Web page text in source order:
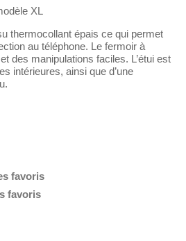
XL
thermocollant épais ce qui permet
au téléphone. Le fermoir à
des manipulations faciles. L’étui est
intérieures, ainsi que d’une
favoris
favoris